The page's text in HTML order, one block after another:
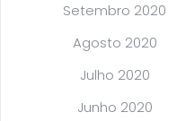
Setembro 2020
Agosto 2020
Julho 2020
Junho 2020